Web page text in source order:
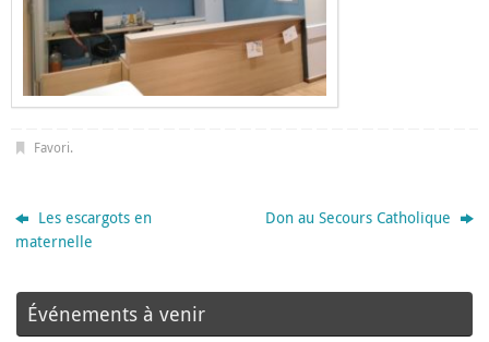
Favori.
Les escargots en
maternelle
Don au Secours Catholique
Événements à venir